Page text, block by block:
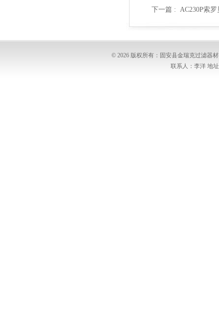
下一篇 : AC230P索
© 2026 版权所有：固安县金瑞克过滤器
联系人：李洋 地